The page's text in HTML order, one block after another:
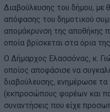
Διαβούλευσης του δήμου, με
απόφασης του δημοτικού
απομάκρυνση της αποθήκης
οποία βρίσκεται στα όρια
Ο Δήμαρχος Ελασσόνας, κ.
οποίος αποφάσισε να
διαβούλευσης, ενημέρωσε τα
(εκπροσώπους φορέων και
συναντήσεις που είχε